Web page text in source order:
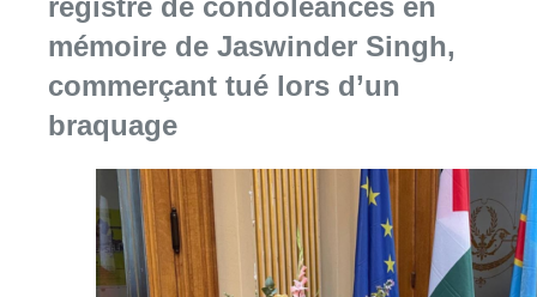
06 août 2026 Consulter l'article "La Commune d’Ixelles